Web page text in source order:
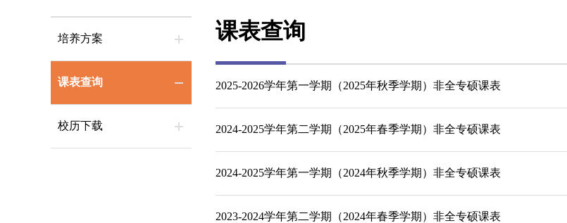
培养方案
课表查询
校历下载
课表查询
2025-2026学年第一学期（2025年秋季学期）非全专硕课表
2024-2025学年第二学期（2025年春季学期）非全专硕课表
2024-2025学年第一学期（2024年秋季学期）非全专硕课表
2023-2024学年第二学期（2024年春季学期）非全专硕课表